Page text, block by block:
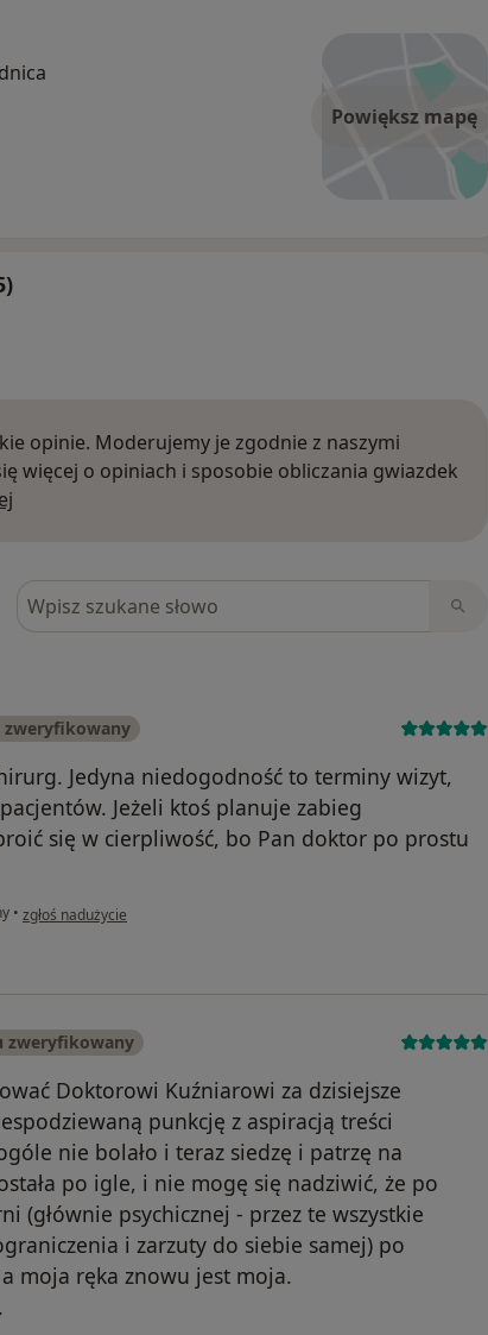
Powiększ mapę
opinie. Moderujemy je zgodnie z naszymi
więcej o opiniach i sposobie obliczania gwiazdek
Szukaj w opiniach
zweryfikowany
Jedyna niedogodność to terminy wizyt,
Jeżeli ktoś planuje zabieg
się w cierpliwość, bo Pan doktor po prostu
• w opinii użytkownika Daniel
zgłoś nadużycie
zweryfikowany
Doktorowi Kuźniarowi za dzisiejsze
punkcję z aspiracją treści
nie bolało i teraz siedzę i patrzę na
po igle, i nie mogę się nadziwić, że po
(głównie psychicznej - przez te wszystkie
i zarzuty do siebie samej) po
moja ręka znowu jest moja.